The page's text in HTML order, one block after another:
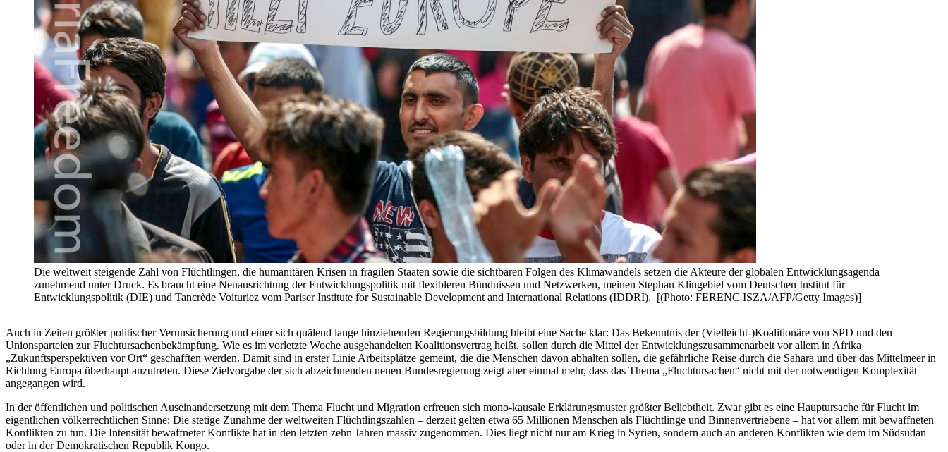
Die weltweit steigende Zahl von Flüchtlingen, die humanitären Krisen in fragilen Staaten sowie die sichtbaren Folgen des Klimawandels setzen die Akteure der globalen Entwicklungsagenda
zunehmend unter Druck. Es braucht eine Neuausrichtung der Entwicklungspolitik mit flexibleren Bündnissen und Netzwerken, meinen Stephan Klingebiel vom Deutschen Institut für
Entwicklungspolitik (DIE) und Tancrède Voituriez vom Pariser Institute for Sustainable Development and International Relations (IDDRI). [(Photo: FERENC ISZA/AFP/Getty Images)]
Auch in Zeiten größter politischer Verunsicherung und einer sich quälend lange hinziehenden Regierungsbildung bleibt eine Sache klar: Das Bekenntnis der (Vielleicht-)Koalitionäre von SPD und den
Unionsparteien zur Fluchtursachenbekämpfung. Wie es im vorletzte Woche ausgehandelten Koalitionsvertrag heißt, sollen durch die Mittel der Entwicklungszusammenarbeit vor allem in Afrika
„Zukunftsperspektiven vor Ort“ geschafften werden. Damit sind in erster Linie Arbeitsplätze gemeint, die die Menschen davon abhalten sollen, die gefährliche Reise durch die Sahara und über das Mittelmeer in
Richtung Europa überhaupt anzutreten. Diese Zielvorgabe der sich abzeichnenden neuen Bundesregierung zeigt aber einmal mehr, dass das Thema „Fluchtursachen“ nicht mit der notwendigen Komplexität
angegangen wird.
In der öffentlichen und politischen Auseinandersetzung mit dem Thema Flucht und Migration erfreuen sich mono-kausale Erklärungsmuster größter Beliebtheit. Zwar gibt es eine Hauptursache für Flucht im
eigentlichen völkerrechtlichen Sinne: Die stetige Zunahme der weltweiten Flüchtlingszahlen – derzeit gelten etwa 65 Millionen Menschen als Flüchtlinge und Binnenvertriebene – hat vor allem mit bewaffneten
Konflikten zu tun. Die Intensität bewaffneter Konflikte hat in den letzten zehn Jahren massiv zugenommen. Dies liegt nicht nur am Krieg in Syrien, sondern auch an anderen Konflikten wie dem im Südsudan
oder in der Demokratischen Republik Kongo.